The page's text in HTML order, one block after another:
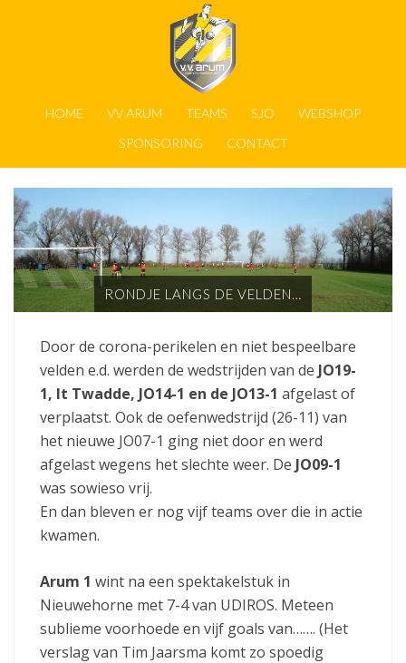
HOME VV ARUM TEAMS SJO
WEBSHOP
SPONSORING
CONTACT
RONDJE LANGS DE VELDEN…
Door de corona-perikelen en niet bespeelbare
velden e.d. werden de wedstrijden van de JO19-
1, It Twadde, JO14-1 en de JO13-1 afgelast of
verplaatst. Ook de oefenwedstrijd (26-11) van
het nieuwe JO07-1 ging niet door en werd
afgelast wegens het slechte weer. De JO09-1
was sowieso vrij.
En dan bleven er nog vijf teams over die in actie
kwamen.
Arum 1 wint na een spektakelstuk in
Nieuwehorne met 7-4 van UDIROS. Meteen
sublieme voorhoede en vijf goals van……. (Het
verslag van Tim Jaarsma komt zo spoedig